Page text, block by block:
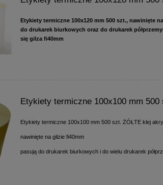
Etykiety termiczne 100x120 mm 500 szt., nawinięte
do drukarek biurkowych oraz do drukarek
się gilza fi40mm
Etykiety termiczne 100x100 mm 500
Etykiety termiczne 100x100 mm 500 szt. ŻÓŁTE klej akryl.
nawinięte na gilzie fi40mm
pasują do drukarek biurkowych i do wielu drukarek